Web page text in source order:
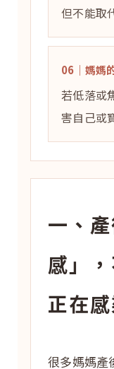
但不能取
06｜媽媽
若低落或
害自己或
一、
感」
正在
很多媽媽產